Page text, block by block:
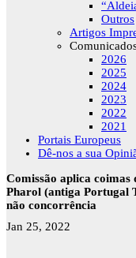
Outros
Artigos
2026
2025
2024
2023
2022
2021
Portais Europeus
Dê-nos a sua
Comissão aplica coimas
Pharol (antiga Portugal
não concorrência
Jan 25, 2022